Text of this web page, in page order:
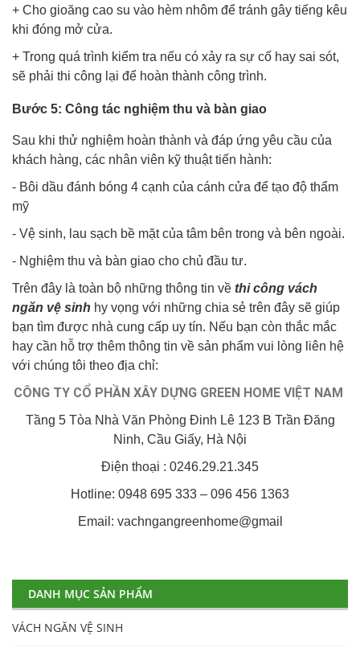
+ Cho gioăng cao su vào hèm nhôm để tránh gây tiếng kêu
khi đóng mở cửa.
+ Trong quá trình kiểm tra nếu có xảy ra sự cố hay sai sót,
sẽ phải thi công lại để hoàn thành công trình.
Bước 5: Công tác nghiệm thu và bàn giao
Sau khi thử nghiệm hoàn thành và đáp ứng yêu cầu của
khách hàng, các nhân viên kỹ thuật tiến hành:
- Bôi dầu đánh bóng 4 cạnh của cánh cửa để tạo độ thẩm
mỹ
- Vệ sinh, lau sạch bề mặt của tâm bên trong và bên ngoài.
- Nghiệm thu và bàn giao cho chủ đầu tư.
Trên đây là toàn bộ những thông tin về thi công vách
ngăn vệ sinh hy vọng với những chia sẻ trên đây sẽ giúp
bạn tìm được nhà cung cấp uy tín. Nếu bạn còn thắc mắc
hay cần hỗ trợ thêm thông tin về sản phẩm vui lòng liên hệ
với chúng tôi theo địa chỉ:
CÔNG TY CỔ PHẦN XÂY DỰNG GREEN HOME VIỆT NAM
Tầng 5 Tòa Nhà Văn Phòng Đinh Lê 123 B Trần Đăng
Ninh, Cầu Giấy, Hà Nội
Điện thoại : 0246.29.21.345
Hotline: 0948 695 333 – 096 456 1363
Email: vachngangreenhome@gmail
DANH MỤC SẢN PHẨM
VÁCH NGĂN VỆ SINH